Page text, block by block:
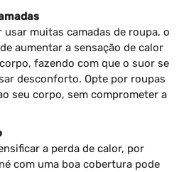
usar muitas camadas de roupa, o
aumentar a sensação de calor
fazendo com que o suor se
desconforto. Opte por roupas
seu corpo, sem comprometer a
a perda de calor, por
com uma boa cobertura pode